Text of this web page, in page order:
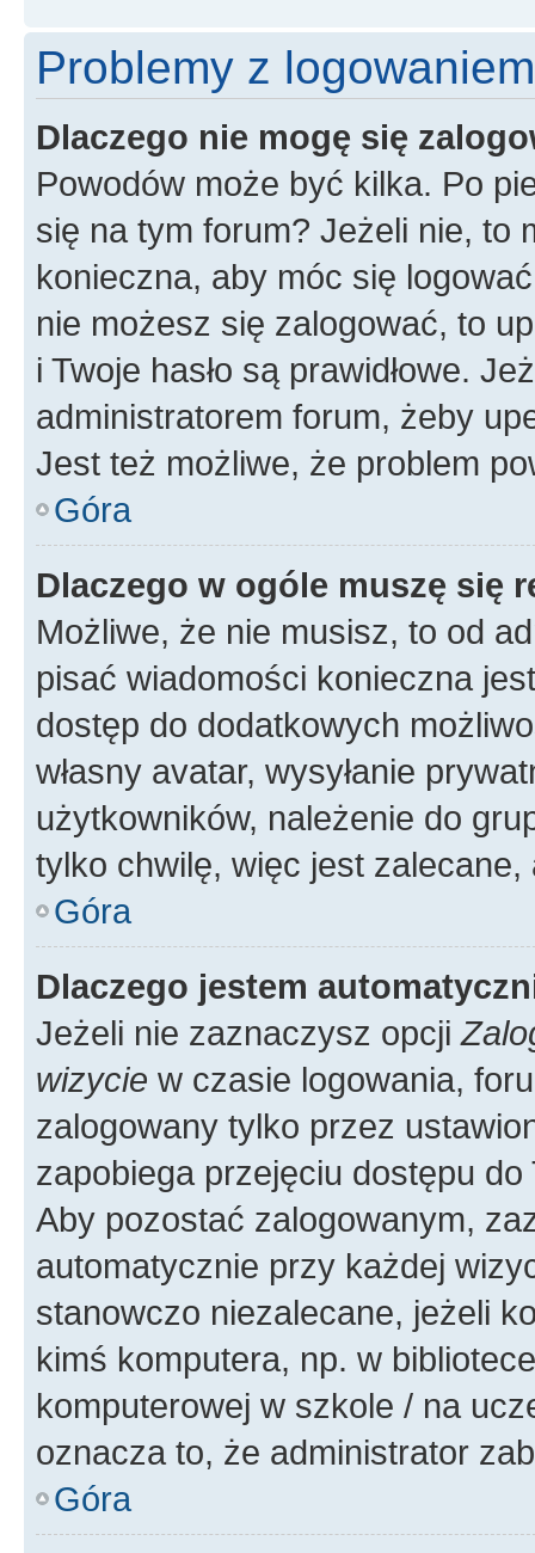
Problemy z
Dlaczego nie mogę się
Powodów może być kilka. Po
się na tym forum? Jeżeli nie, to
konieczna, aby móc się
nie możesz się zalogować, to
i Twoje hasło są prawidłowe.
administratorem forum, żeby
Jest też możliwe, że problem
Góra
Dlaczego w ogóle muszę się
Możliwe, że nie musisz, to od
pisać wiadomości konieczna
dostęp do dodatkowych
własny avatar, wysyłanie
użytkowników, należenie do
tylko chwilę, więc jest zalecane,
Góra
Dlaczego jestem
Jeżeli nie zaznaczysz opcji
wizycie w czasie logowania,
zalogowany tylko przez
zapobiega przejęciu dostępu
Aby pozostać zalogowanym,
automatycznie przy każdej
stanowczo niezalecane, jeżeli
kimś komputera, np. w
komputerowej w szkole / na
oznacza to, że administrator
Góra